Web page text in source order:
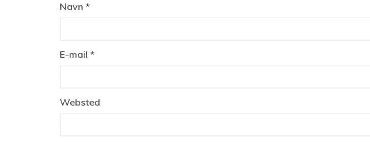
Navn *
E-mail *
Websted